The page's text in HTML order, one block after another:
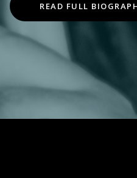
READ FULL